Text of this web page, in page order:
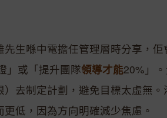
生喺中電擔任管理層時分享，
」或「提升團隊領導才能20%」
）去制定計劃，避免目標太虛無
更低，因為方向明確減少焦慮。